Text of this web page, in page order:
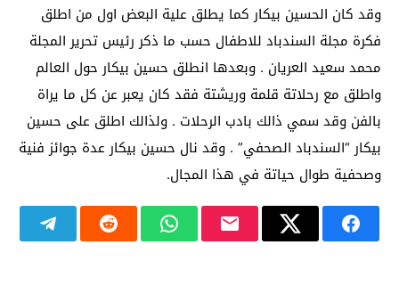
وقد كان الحسين بيكار كما يطلق علية البعض اول من اطلق
فكرة مجلة السندباد للاطفال حسب ما ذكر رئيس تحرير المجلة
محمد سعيد العريان . وبعدها انطلق حسين بيكار حول العالم
واطلق مع رحلاتة قلمة وريشتة فقد كان يعبر عن كل ما يراة
بالفن وقد سمي ذالك بادب الرحلات . ولذالك اطلق على حسين
بيكار “السندباد الصحفي” . وقد نال حسين بيكار عدة جوائز فنية
وصحفية طوال حياتة في هذا المجال.